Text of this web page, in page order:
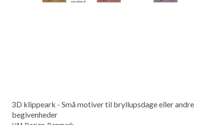
3D klippeark - Små motiver til bryllupsdage eller andre
begivenheder